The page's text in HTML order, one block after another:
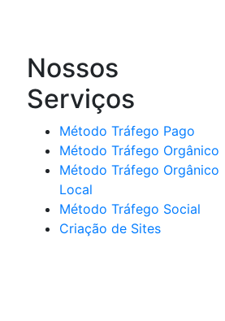
Nossos
Serviços
Método Tráfego Pago
Método Tráfego Orgânico
Método Tráfego Orgânico
Local
Método Tráfego Social
Criação de Sites